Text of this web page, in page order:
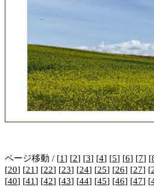
ページ移動 / [1] [2] [3] [4] [5] [6] [7] [
[20] [21] [22] [23] [24] [25] [26] [27] [
[40] [41] [42] [43] [44] [45] [46] [47] [